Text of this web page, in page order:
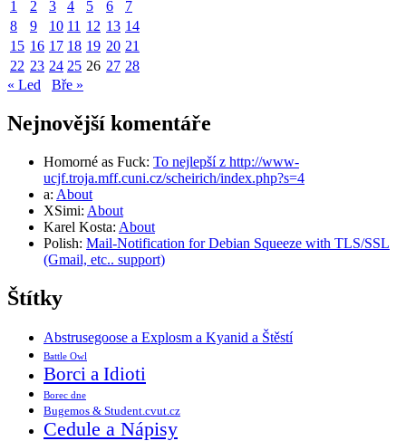
1 2 3 4 5 6
7
8
9 10 11 12 13 14
15 16 17 18 19 20 21
22 23 24 25 26 27 28
« Led
Bře »
Nejnovější komentáře
Homorné as Fuck: To nejlepší z http://www-
ucjf.troja.mff.cuni.cz/scheirich/index.php?s=4
a: About
XSimi: About
Karel Kosta: About
Polish: Mail-Notification for Debian Squeeze with TLS/SSL
(Gmail, etc.. support)
Štítky
Abstrusegoose a Explosm a Kyanid a Štěstí
Battle Owl
Borci a Idioti
Borec dne
Bugemos & Student.cvut.cz
Cedule a Nápisy